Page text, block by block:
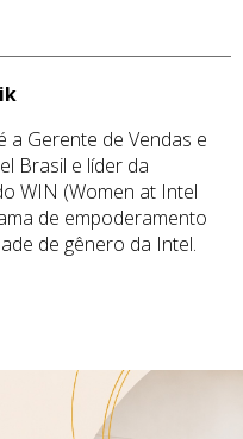
a Gerente de Vendas e
Brasil e líder da
WIN (Women at Intel
de empoderamento
de gênero da Intel.